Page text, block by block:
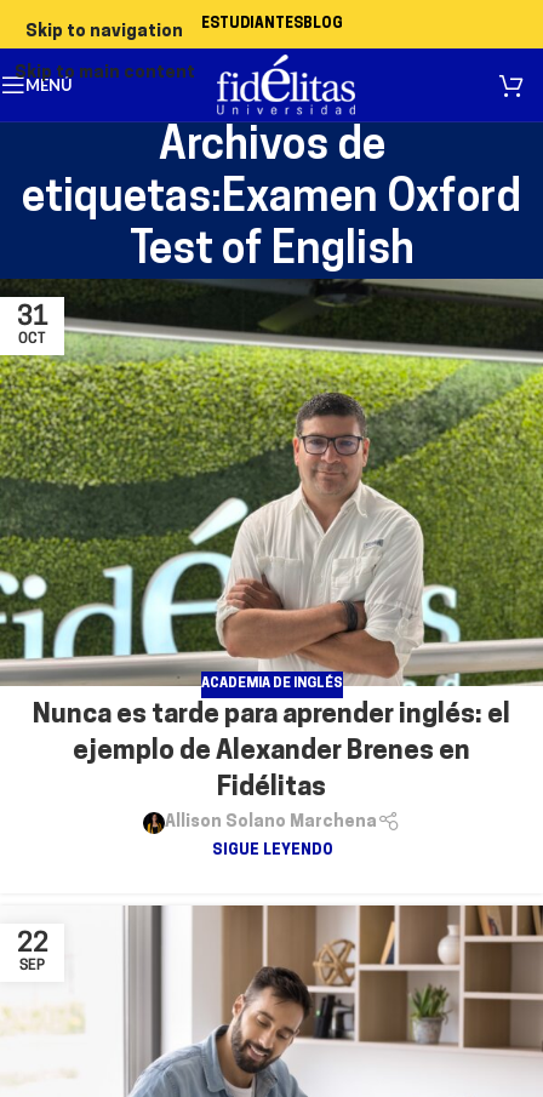
Skip to navigation
Skip to main content
ESTUDIANTESBLOG
MENÚ
Archivos de
etiquetas:Examen Oxford
Test of English
31
OCT
ACADEMIA DE INGLÉS
Nunca es tarde para aprender inglés: el
ejemplo de Alexander Brenes en
Fidélitas
Allison Solano Marchena
SIGUE LEYENDO
22
SEP